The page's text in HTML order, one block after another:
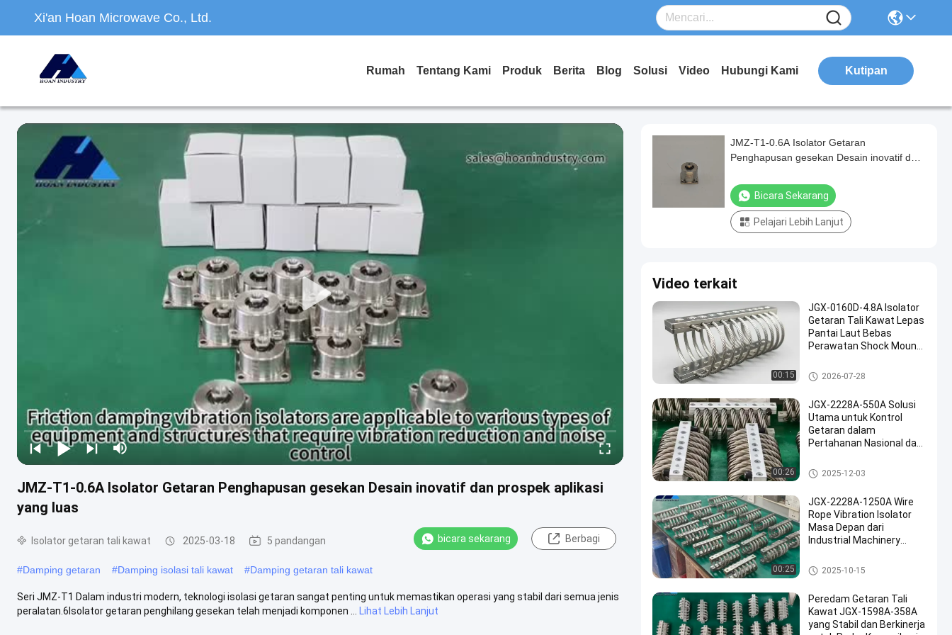
Xi'an Hoan Microwave Co., Ltd.
Rumah Tentang Kami Produk Berita Blog Solusi Video Hubungi Kami Kutipan
JMZ-T1-0.6A Isolator Getaran Penghapusan gesekan Desain inovatif dan prospek aplikasi
yang luas
Isolator getaran tali kawat 2025-03-18 5 pandangan bicara sekarang Berbagi
#Damping getaran #Damping isolasi tali kawat #Damping getaran tali kawat
Seri JMZ-T1 Dalam industri modern, teknologi isolasi getaran sangat penting untuk memastikan operasi yang stabil dari semua jenis
peralatan.6Isolator getaran penghilang gesekan telah menjadi komponen ...
Lihat Lebih Lanjut
JMZ-T1-0.6A Isolator Getaran
Penghapusan gesekan Desain inovatif dan
Bicara Sekarang
Pelajari Lebih Lanjut
Video terkait
00:15
JGX-0160D-4.8A Isolator
Getaran Tali Kawat Lepas
Pantai Laut Bebas
Perawatan Shock Mount
Isolator getaran tali kawat
2026-07-28
00:26
JGX-2228A-550A Solusi
Utama untuk Kontrol
Getaran dalam
Pertahanan Nasional dan
Isolator getaran tali kawat
2025-12-03
00:25
JGX-2228A-1250A Wire
Rope Vibration Isolator
Masa Depan dari
Industrial Machinery
Isolator getaran tali kawat
2025-10-15
Peredam Getaran Tali
Kawat JGX-1598A-358A
yang Stabil dan Berkinerja